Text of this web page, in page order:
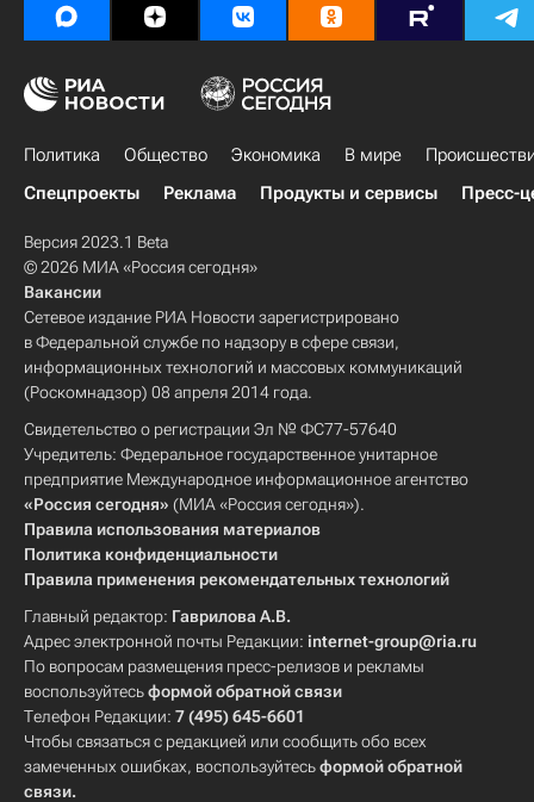
Политика Общество Экономика В мире
Спецпроекты
Реклама Продукты и сервисы Пресс-
Версия 2023.1 Beta
© 2026 МИА «Россия сегодня»
Вакансии
Сетевое издание РИА Новости зарегистрировано
в Федеральной службе по надзору в сфере связи,
информационных технологий и массовых коммуникаций
(Роскомнадзор) 08 апреля 2014 года.
Свидетельство о регистрации Эл № ФС77-57640
Учредитель: Федеральное государственное унитарное
предприятие Международное информационное агентство
«Россия сегодня» (МИА «Россия сегодня»).
Правила использования материалов
Политика конфиденциальности
Правила применения рекомендательных технологий
Главный редактор: Гаврилова А.В.
Адрес электронной почты Редакции: internet-group@ria.ru
По вопросам размещения пресс-релизов и рекламы
воспользуйтесьформой обратной связи
Телефон Редакции: 7 (495) 645-6601
Чтобы связаться с редакцией или сообщить обо всех
замеченных ошибках, воспользуйтесьформой обратной
связи.